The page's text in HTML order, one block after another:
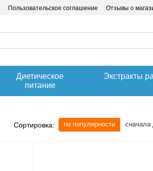
Пользовательское соглашение Отзывы о
Диетическое
питание
Экстракты
Сортировка: по популярности